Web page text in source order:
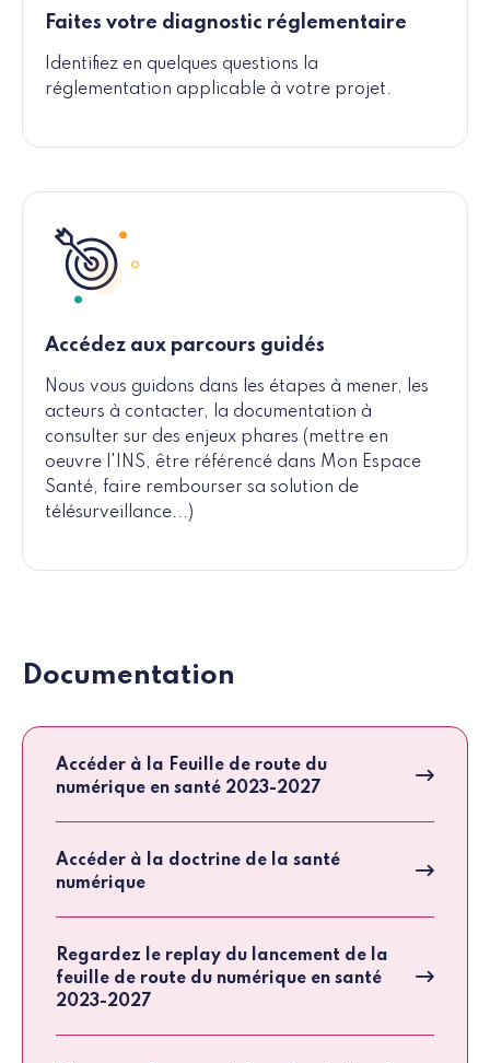
Faites votre diagnostic réglementaire
Identifiez en quelques questions la
réglementation applicable à votre projet.
Accédez aux parcours guidés
Nous vous guidons dans les étapes à mener, les
acteurs à contacter, la documentation à
consulter sur des enjeux phares (mettre en
oeuvre l'INS, être référencé dans Mon Espace
Santé, faire rembourser sa solution de
télésurveillance...)
Documentation
Accéder à la Feuille de route du
numérique en santé 2023-2027
Accéder à la doctrine de la santé
numérique
Regardez le replay du lancement de la
feuille de route du numérique en santé
2023-2027